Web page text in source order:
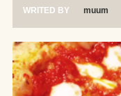
WRITED BY muum